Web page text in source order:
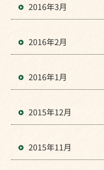
2016年3月
2016年2月
2016年1月
2015年12月
2015年11月